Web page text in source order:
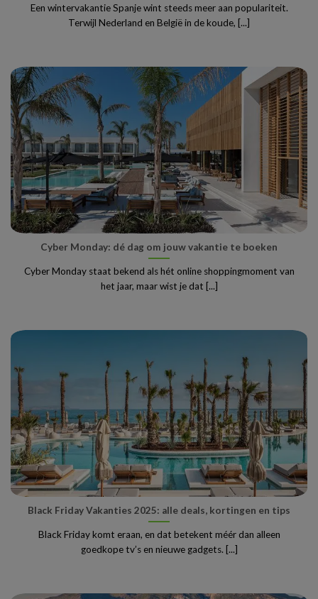
Een wintervakantie Spanje wint steeds meer aan populariteit.
Terwijl Nederland en België in de koude, [...]
Cyber Monday: dé dag om jouw vakantie te boeken
Cyber Monday staat bekend als hét online shoppingmoment van
het jaar, maar wist je dat [...]
Black Friday Vakanties 2025: alle deals, kortingen en tips
Black Friday komt eraan, en dat betekent méér dan alleen
goedkope tv’s en nieuwe gadgets. [...]